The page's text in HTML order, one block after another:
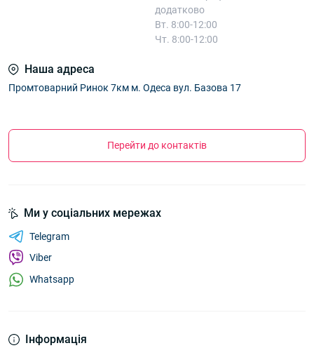
додатково
Вт. 8:00-12:00
Чт. 8:00-12:00
Наша адреса
Промтоварний Ринок 7км м. Одеса вул. Базова 17
Перейти до контактів
Інформація
Ми у соціальних мережах
Telegram
Viber
Whatsapp